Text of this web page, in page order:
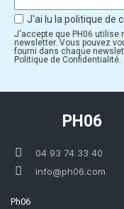
J'ai lu la politique de
J'accepte que PH06 utilise
newsletter. Vous pouvez
fourni dans chaque
Politique de Confidentialité.
PH06
04 93 74 33 40
info@ph06.com
Ph06